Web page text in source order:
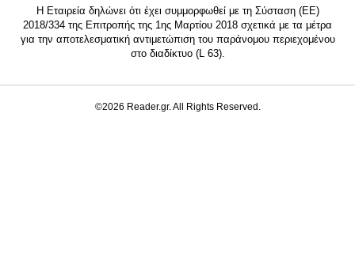
Η Εταιρεία δηλώνει ότι έχει συμμορφωθεί με τη Σύσταση (ΕΕ)
2018/334 της Επιτροπής της 1ης Μαρτίου 2018 σχετικά με τα μέτρα
για την αποτελεσματική αντιμετώπιση του παράνομου περιεχομένου
στο διαδίκτυο (L 63).
©2026 Reader.gr. All Rights Reserved.